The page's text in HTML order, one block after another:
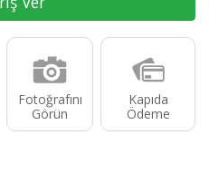
Fotoğrafını
Görün
Kapıda
Ödeme